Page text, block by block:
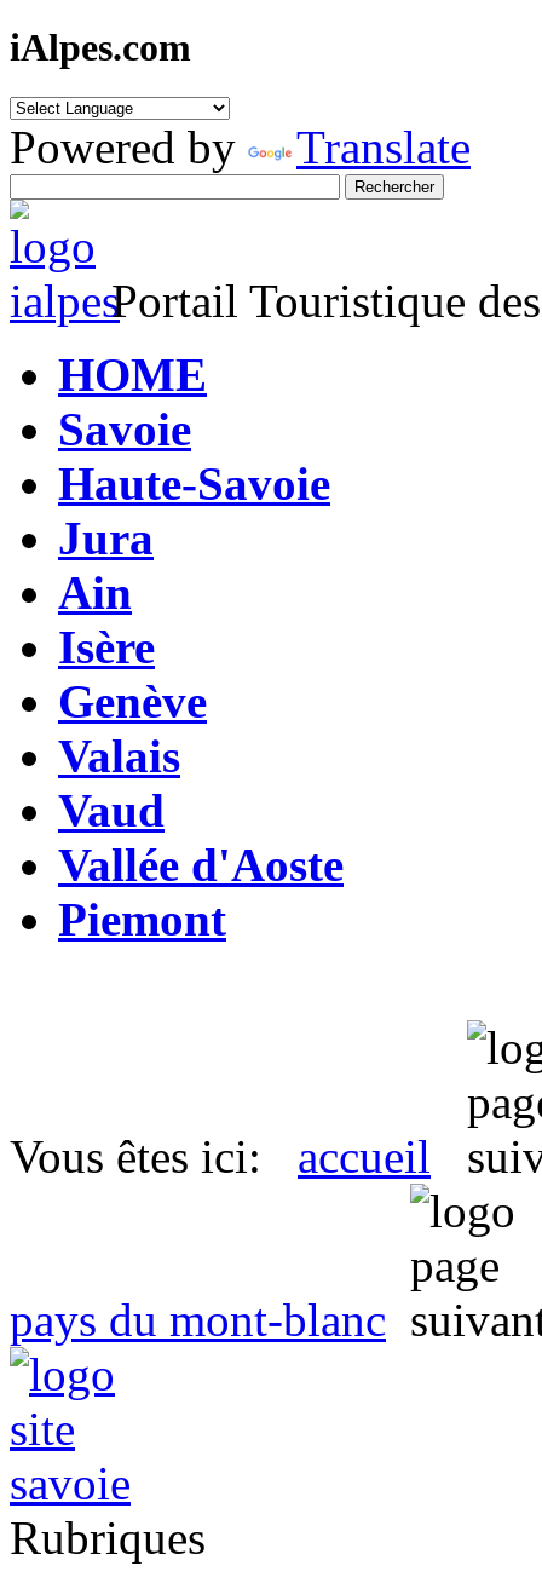
iAlpes.com
Powered by Translate
Portail Touristique
HOME
Savoie
Haute-Savoie
Jura
Ain
Isère
Genève
Valais
Vaud
Vallée d'Aoste
Piemont
Vous êtes ici: accueil
pays du mont-blanc
Rubriques